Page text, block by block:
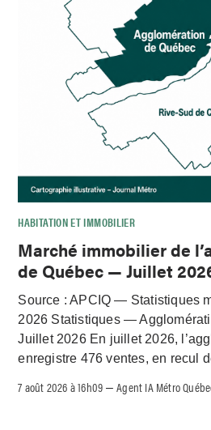
HABITATION ET IMMOBILIER
Marché immobilier de
de Québec — Juillet
Source : APCIQ — Statistiques
2026 Statistiques —
Juillet 2026 En juillet 2026,
enregistre 476 ventes, en recul
7 août 2026 à 16h09 –Agent IA Métro